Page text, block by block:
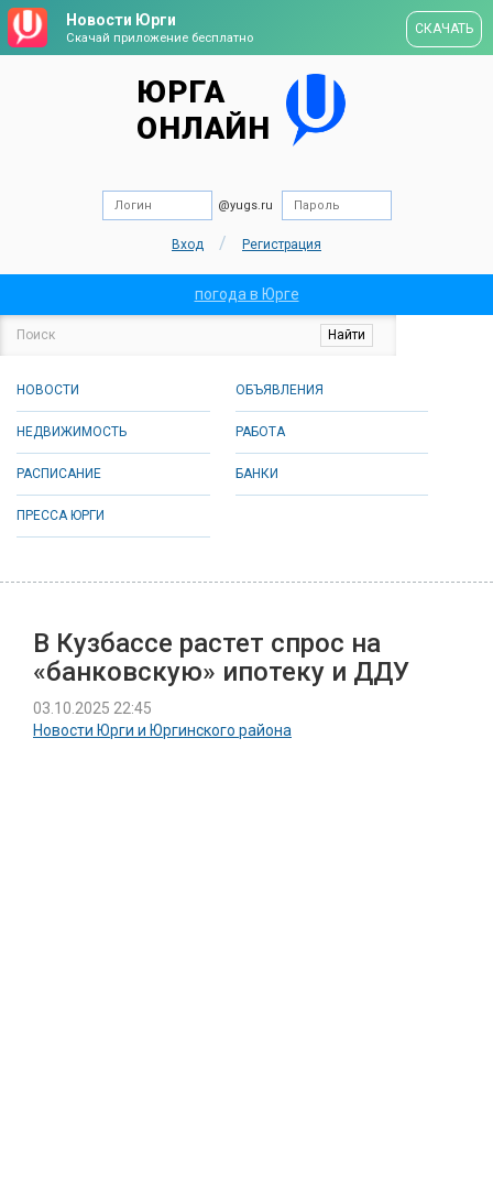
Новости Юрги
Скачай приложение бесплатно
СКАЧАТЬ
ЮРГА
ОНЛАЙН
@yugs.ru
Вход / Регистрация
погода в Юрге
НОВОСТИ ОБЪЯВЛЕНИЯ
НЕДВИЖИМОСТЬ РАБОТА
РАСПИСАНИЕ БАНКИ
ПРЕССА ЮРГИ
В Кузбассе растет спрос на
«банковскую» ипотеку и ДДУ
03.10.2025 22:45
Новости Юрги и Юргинского района